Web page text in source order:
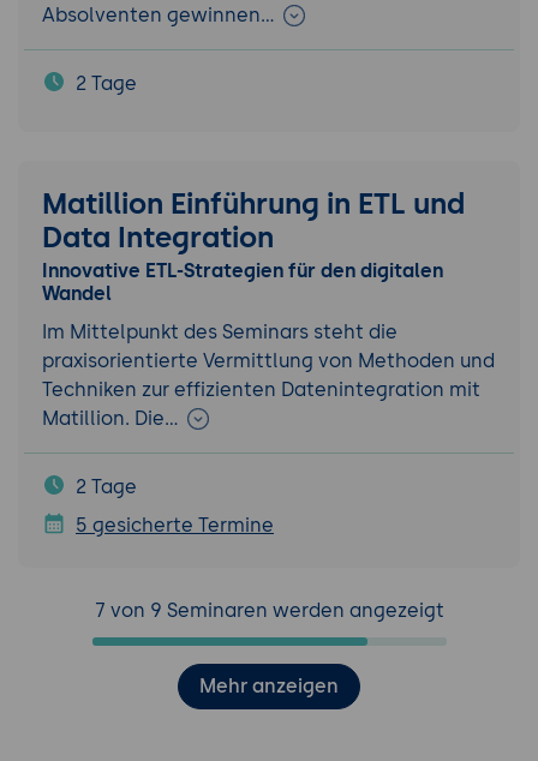
Absolventen gewinnen…
2 Tage
Matillion Einführung in ETL und
Data Integration
Innovative ETL-Strategien für den digitalen
Wandel
Im Mittelpunkt des Seminars steht die
praxisorientierte Vermittlung von Methoden und
Techniken zur effizienten Datenintegration mit
Matillion. Die…
2 Tage
5 gesicherte Termine
7 von 9 Seminaren werden angezeigt
Mehr anzeigen